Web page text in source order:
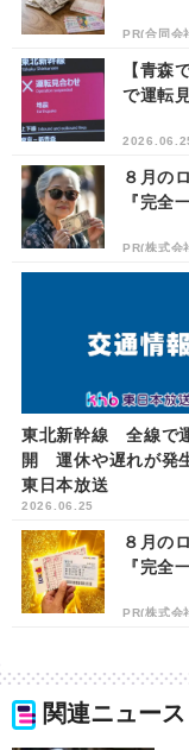
PR(合同会
【青森
で運転
８月の
『完全
PR(株式会
東北新幹線 全線で
開 運休や遅れが発
東日本放送
2026.06.25
８月の
『完全
PR(株式会
関連ニュース